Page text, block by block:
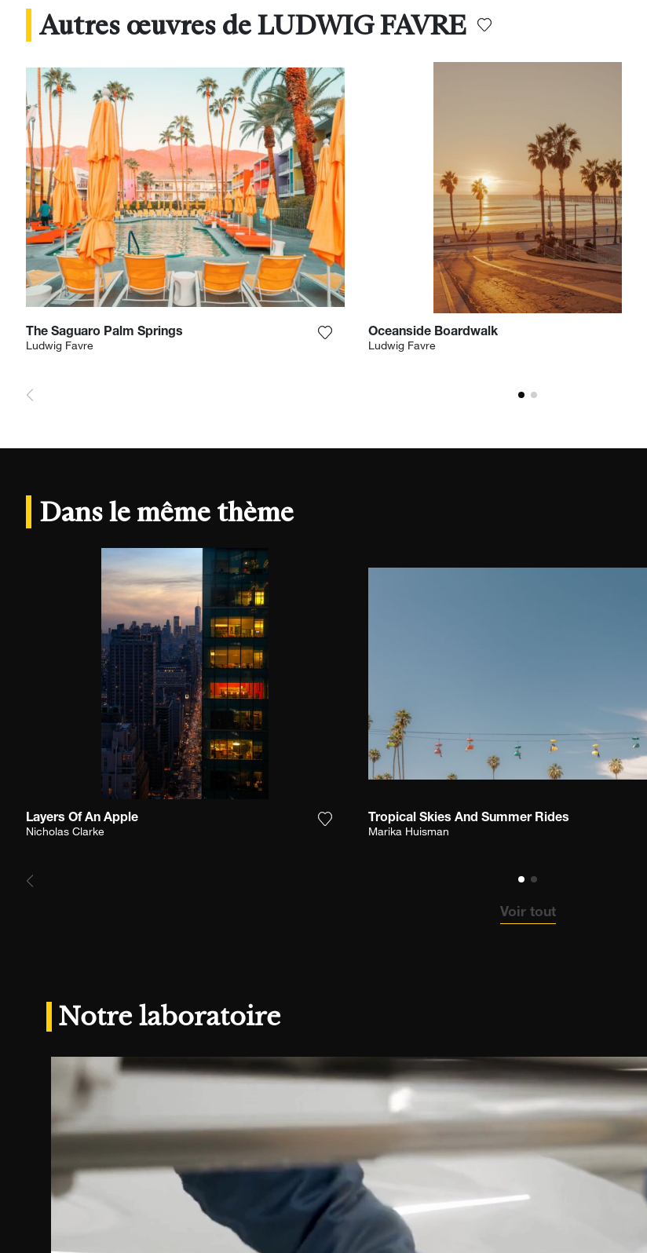
Autres œuvres de LUDWIG FAVRE
The Saguaro Palm Springs
Ludwig Favre Ajouter la photographie à ma wishlist
Oceanside Boardwalk
Ludwig Favre
Dans le même thème
Layers Of An Apple
Nicholas Clarke Ajouter la photographie à ma wishlist
Tropical Skies And Summer Rides
Marika Huisman
Voir tout
Notre laboratoire